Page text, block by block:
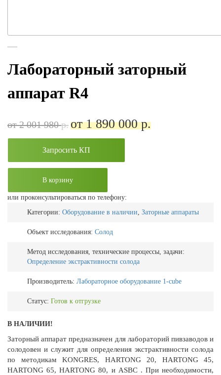
Лабораторный заторный
аппарат R4
от 2 001 980р.от 1 890 000р.
Запросить КП
В корзину
или проконсультироваться по телефону:
Категории: Оборудование в наличии Заторные аппараты
Объект исследования: Солод
Метод исследования, технические процессы, задачи:
Определение экстрактивности солода
Производитель: Лабораторное оборудование 1-cube
Статус: Готов к отгрузке
В НАЛИЧИИ!
Заторный аппарат предназначен для лабораторий пивзаводов и
солодовен и служит для определения экстрактивности солода
по методикам KONGRES, HARTONG 20, HARTONG 45,
HARTONG 65, HARTONG 80, и ASBC . При необходимости,